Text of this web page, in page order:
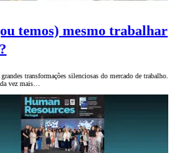
temos) mesmo trabalhar
transformações silenciosas do mercado de trabalho.
vez mais…